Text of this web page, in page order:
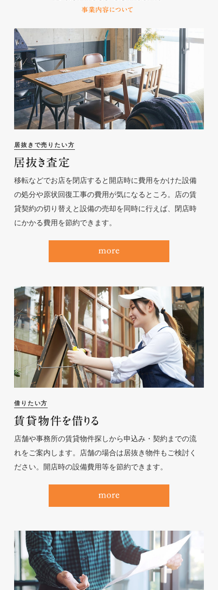
居抜きで売りたい方
移転などでお店を閉店すると開店時に費用をかけた設備
の処分や原状回復工事の費用が気になるところ。店の賃
貸契約の切り替えと設備の売却を同時に行えば、閉店時
にかかる費用を節約できます。
借りたい方
店舗や事務所の賃貸物件探しから申込み・契約までの流
れをご案内します。店舗の場合は居抜き物件もご検討く
ださい。開店時の設備費用等を節約できます。